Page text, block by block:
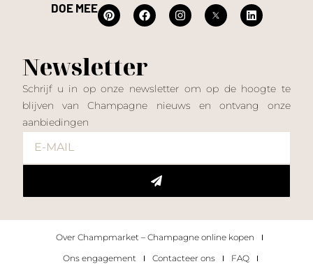
DOE MEE
Newsletter
Schrijf u in op onze newsletter om op de hoogte te
blijven van Champagne nieuws en ontvang onze
aanbiedingen
Over Champmarket – Champagne online kopen
Ons engagement
Contacteer ons
FAQ